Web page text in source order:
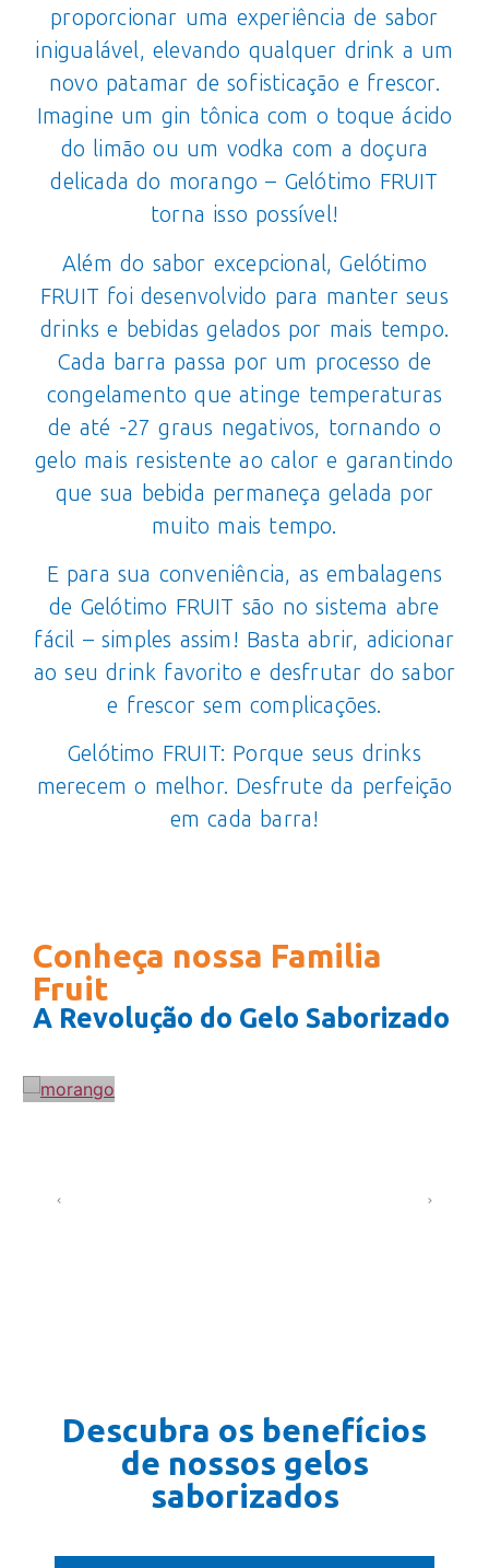
proporcionar uma experiência de sabor
inigualável, elevando qualquer drink a um
novo patamar de sofisticação e frescor.
Imagine um gin tônica com o toque ácido
do limão ou um vodka com a doçura
delicada do morango – Gelótimo FRUIT
torna isso possível!
Além do sabor excepcional, Gelótimo
FRUIT foi desenvolvido para manter seus
drinks e bebidas gelados por mais tempo.
Cada barra passa por um processo de
congelamento que atinge temperaturas
de até -27 graus negativos, tornando o
gelo mais resistente ao calor e garantindo
que sua bebida permaneça gelada por
muito mais tempo.
E para sua conveniência, as embalagens
de Gelótimo FRUIT são no sistema abre
fácil – simples assim! Basta abrir, adicionar
ao seu drink favorito e desfrutar do sabor
e frescor sem complicações.
Gelótimo FRUIT: Porque seus drinks
merecem o melhor. Desfrute da perfeição
em cada barra!
Conheça nossa Familia
Fruit
A Revolução do Gelo Saborizado
morango
Descubra os benefícios
de nossos gelos
saborizados